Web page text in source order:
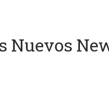
Nuevos